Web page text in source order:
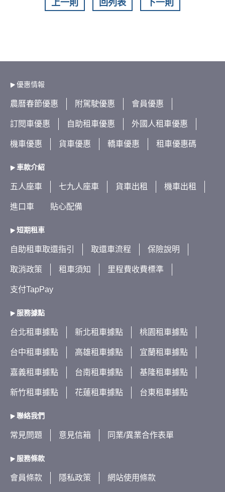
上一則 回列表 下一則
優惠情報
農曆春節優惠 附駕駛優惠 會員優惠
訂閱車優惠 自助租車優惠 外國人租車優惠
機車優惠 貨車優惠 轎車優惠 租車優惠碼
車款介紹
五人座車 七九人座車 貨車出租 機車出租
進口車 貼心配備
短期租車
自助租車取還指引 取還車流程 保險說明
取消政策 租車須知 里程費收費標準
支付TapPay
服務據點
台北租車據點 新北租車據點 桃園租車據點
台中租車據點 高雄租車據點 宜蘭租車據點
嘉義租車據點 台南租車據點 基隆租車據點
新竹租車據點 花蓮租車據點 台東租車據點
聯絡我們
常見問題 意見信箱 同業/異業合作表單
服務條款
會員條款 隱私政策 網站使用條款